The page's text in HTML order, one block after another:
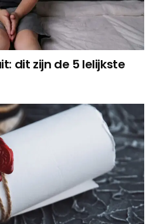
dit zijn de 5 lelijkste